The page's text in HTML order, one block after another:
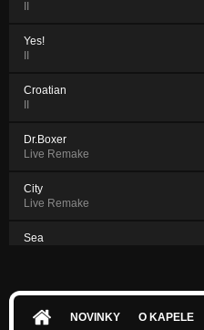
Yes!
Croatian
Dr.Boxer
Live Remake
City
Live Remake
Sea
NOVINKY O KAPELE